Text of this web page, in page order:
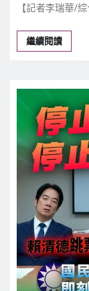
【記者李瑞華/
繼續閱讀